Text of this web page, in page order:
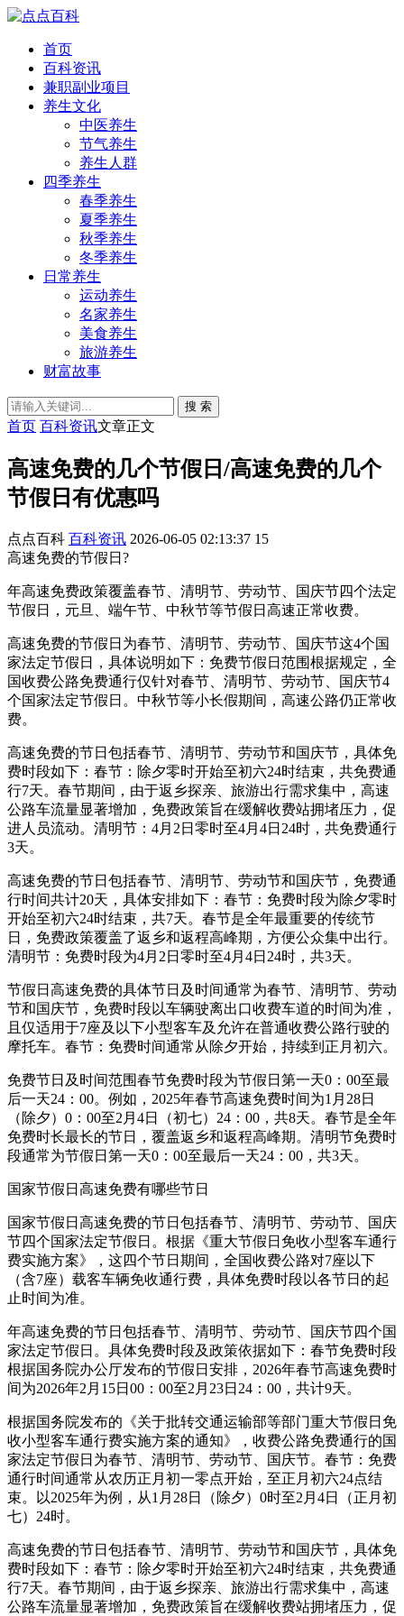
首页
百科资讯
兼职副业项目
养生文化
中医养生
节气养生
养生人群
四季养生
春季养生
夏季养生
秋季养生
冬季养生
日常养生
运动养生
名家养生
美食养生
旅游养生
财富故事
搜 索
首页 百科资讯文章正文
高速免费的几个节假日/高速免费的几个
节假日有优惠吗
点点百科 百科资讯 2026-06-05 02:13:37 15
高速免费的节假日?
年高速免费政策覆盖春节、清明节、劳动节、国庆节四个法定
节假日，元旦、端午节、中秋节等节假日高速正常收费。
高速免费的节假日为春节、清明节、劳动节、国庆节这4个国
家法定节假日，具体说明如下：免费节假日范围根据规定，全
国收费公路免费通行仅针对春节、清明节、劳动节、国庆节4
个国家法定节假日。中秋节等小长假期间，高速公路仍正常收
费。
高速免费的节日包括春节、清明节、劳动节和国庆节，具体免
费时段如下：春节：除夕零时开始至初六24时结束，共免费通
行7天。春节期间，由于返乡探亲、旅游出行需求集中，高速
公路车流量显著增加，免费政策旨在缓解收费站拥堵压力，促
进人员流动。清明节：4月2日零时至4月4日24时，共免费通行
3天。
高速免费的节日包括春节、清明节、劳动节和国庆节，免费通
行时间共计20天，具体安排如下：春节：免费时段为除夕零时
开始至初六24时结束，共7天。春节是全年最重要的传统节
日，免费政策覆盖了返乡和返程高峰期，方便公众集中出行。
清明节：免费时段为4月2日零时至4月4日24时，共3天。
节假日高速免费的具体节日及时间通常为春节、清明节、劳动
节和国庆节，免费时段以车辆驶离出口收费车道的时间为准，
且仅适用于7座及以下小型客车及允许在普通收费公路行驶的
摩托车。春节：免费时间通常从除夕开始，持续到正月初六。
免费节日及时间范围春节免费时段为节假日第一天0：00至最
后一天24：00。例如，2025年春节高速免费时间为1月28日
（除夕）0：00至2月4日（初七）24：00，共8天。春节是全年
免费时长最长的节日，覆盖返乡和返程高峰期。清明节免费时
段通常为节假日第一天0：00至最后一天24：00，共3天。
国家节假日高速免费有哪些节日
国家节假日高速免费的节日包括春节、清明节、劳动节、国庆
节四个国家法定节假日。根据《重大节假日免收小型客车通行
费实施方案》，这四个节日期间，全国收费公路对7座以下
（含7座）载客车辆免收通行费，具体免费时段以各节日的起
止时间为准。
年高速免费的节日包括春节、清明节、劳动节、国庆节四个国
家法定节假日。具体免费时段及政策依据如下：春节免费时段
根据国务院办公厅发布的节假日安排，2026年春节高速免费时
间为2026年2月15日00：00至2月23日24：00，共计9天。
根据国务院发布的《关于批转交通运输部等部门重大节假日免
收小型客车通行费实施方案的通知》，收费公路免费通行的国
家法定节假日为春节、清明节、劳动节、国庆节。春节：免费
通行时间通常从农历正月初一零点开始，至正月初六24点结
束。以2025年为例，从1月28日（除夕）0时至2月4日（正月初
七）24时。
高速免费的节日包括春节、清明节、劳动节和国庆节，具体免
费时段如下：春节：除夕零时开始至初六24时结束，共免费通
行7天。春节期间，由于返乡探亲、旅游出行需求集中，高速
公路车流量显著增加，免费政策旨在缓解收费站拥堵压力，促